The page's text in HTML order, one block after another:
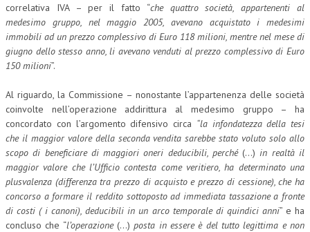
correlativa IVA – per il fatto “che quattro società, appartenenti al
medesimo gruppo, nel maggio 2005, avevano acquistato i medesimi
immobili ad un prezzo complessivo di Euro 118 milioni, mentre nel mese di
giugno dello stesso anno, li avevano venduti al prezzo complessivo di Euro
150 milioni”.
Al riguardo, la Commissione – nonostante l’appartenenza delle società
coinvolte nell’operazione addirittura al medesimo gruppo – ha
concordato con l’argomento difensivo circa “la infondatezza della tesi
che il maggior valore della seconda vendita sarebbe stato voluto solo allo
scopo di beneficiare di maggiori oneri deducibili, perché(…) in realtà il
maggior valore che l’Ufficio contesta come veritiero, ha determinato una
plusvalenza (differenza tra prezzo di acquisto e prezzo di cessione), che ha
concorso a formare il reddito sottoposto ad immediata tassazione a fronte
di costi ( i canoni), deducibili in un arco temporale di quindici anni” e ha
concluso che “l’operazione(…) posta in essere è del tutto legittima e non